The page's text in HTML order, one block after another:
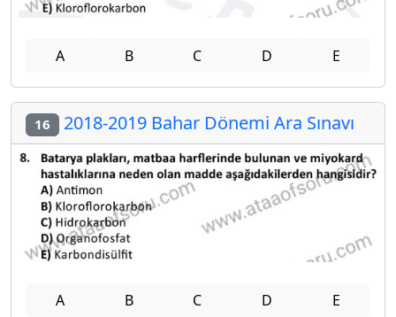
A B C D E
16 2018-2019 Bahar Dönemi Ara Sınavı
A B C D E